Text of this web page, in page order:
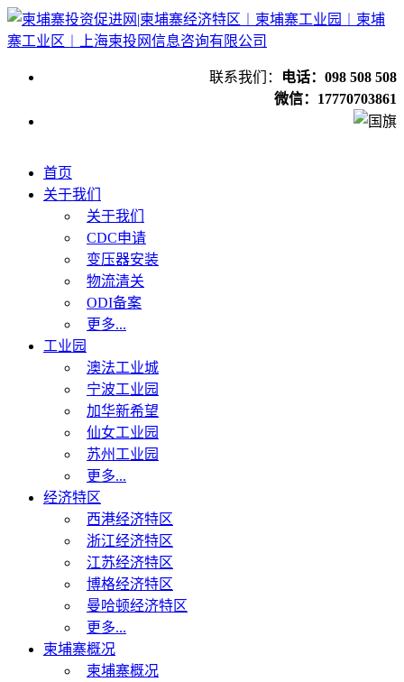
联系我们：
电话：098 508 508
微信：17770703861
首页
关于我们
关于我们
CDC申请
变压器安装
物流清关
ODI备案
更多...
工业园
澳法工业城
宁波工业园
加华新希望
仙女工业园
苏州工业园
更多...
经济特区
西港经济特区
浙江经济特区
江苏经济特区
博格经济特区
曼哈顿经济特区
更多...
柬埔寨概况
柬埔寨概况